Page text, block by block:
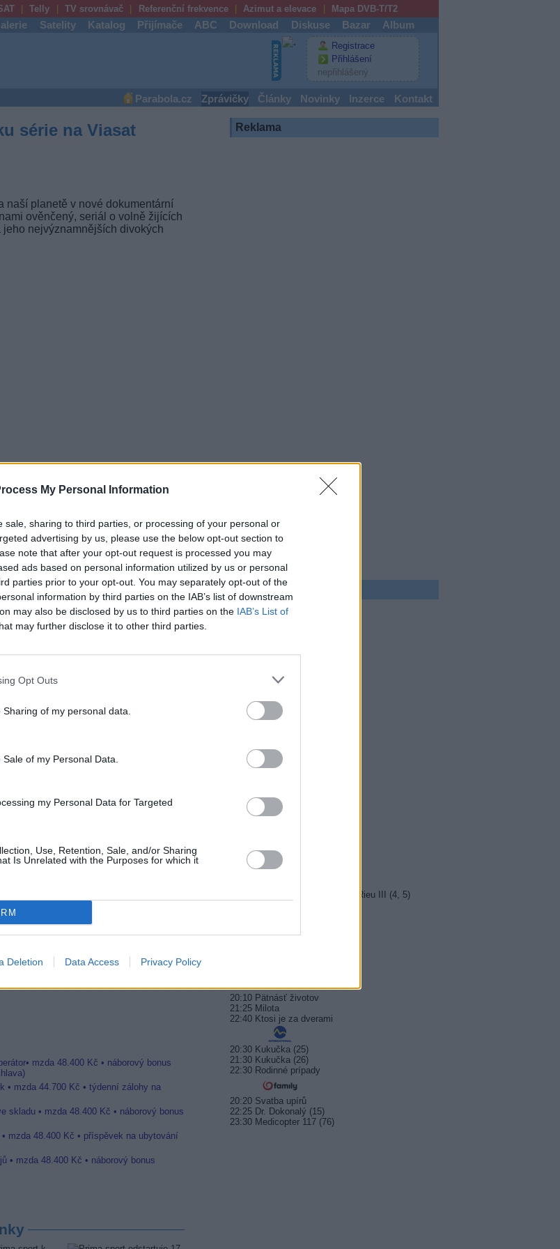
My Personal Information
sale, sharing to third parties, or processing of your personal or
advertising by us, please use the below opt-out section to
note that after your opt-out request is processed you may
ads based on personal information utilized by us or personal
parties prior to your opt-out. You may separately opt-out of the
information by third parties on the IAB’s list of downstream
may also be disclosed by us to third parties on the IAB’s List of
may further disclose it to other third parties.
Opt Outs
of my personal data.
of my Personal Data.
my Personal Data for Targeted
Use, Retention, Sale, and/or Sharing
Is Unrelated with the Purposes for which it
Deletion Data Access Privacy Policy
Telly TV srovnávač Referenční frekvence Azimut a elevace Mapa DVB-T/T2
Satelity Katalog Přijímače ABC Download Diskuse Bazar Album
Registrace
Přihlášení
nepřihlášený
Parabola.cz Zprávičky Články Novinky Inzerce Kontakt
série na Viasat
naší planetě v nové dokumentární
ověnčený, seriál o volně žijících
nejvýznamnějších divokých
jak se zvířata chovají.
gigantů odhaluje, jak tito
evoluci a chování, podrobí
pitvě. Současně s tím, jak se
ale pitva navíc odhalí také vědu,
tak mít jedinečnou možnost
oku neviditelné.
Nature
našel odpovědi na to, jak
jako je například lední medvěd,
testovat jejich fyziologii v místě
jak evoluce přetvořila jejich
do 22. prosince 2014 v 19:15
mzda 48.400 Kč • náborový bonus
• mzda 44.700 Kč • týdenní zálohy na
skladu • mzda 48.400 Kč • náborový bonus
mzda 48.400 Kč • příspěvek na ubytování
• mzda 48.400 Kč • náborový bonus
Reklama
TV program
22:00 Hercule Poirot
21:45 Smrt na Nilu
00:00 Ohněm a mečem (2/2)
22:35 Farma Česko II (28)
23:55 Kriminálka Miami VIII (13)
22:00 Máme rádi Česko
23:50 Ano, šéfe!
22:15 Police Story: V pasti
00:30 Maigret (36)
20:05 Vítejte ve světě Andrého Rieu III (4, 5)
20:10 Pätnásť životov
21:25 Milota
22:40 Ktosi je za dverami
20:30 Kukučka (25)
21:30 Kukučka (26)
22:30 Rodinné prípady
20:20 Svatba upírů
22:25 Dr. Dokonalý (15)
23:30 Medicopter 117 (76)